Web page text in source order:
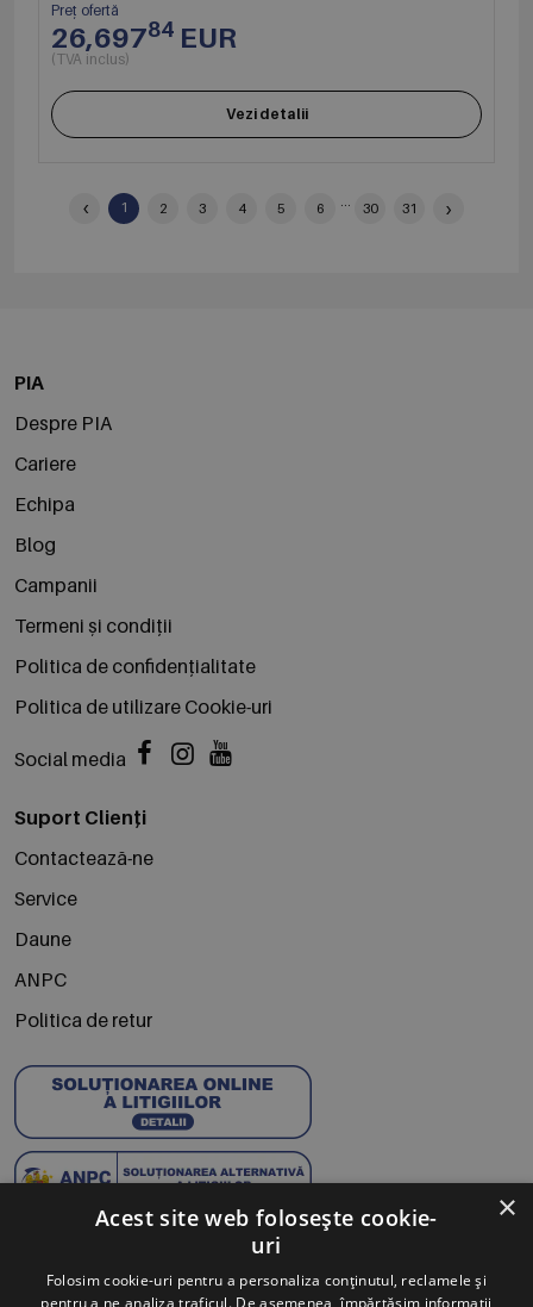
Preț ofertă
26,69784 EUR
(TVA inclus)
Vezi detalii
‹ 1 2 3 4 5 6 30 31 ›
PIA
Despre PIA
Cariere
Echipa
Blog
Campanii
Termeni și condiții
Politica de confidențialitate
Politica de utilizare Cookie-uri
Social media
Suport Clienți
Contactează-ne
Service
Daune
ANPC
Politica de retur
Abonează-te la Newsletter
×
Acest site web folosește cookie-
uri
Folosim cookie-uri pentru a personaliza conținutul, reclamele și
pentru a ne analiza traficul. De asemenea, împărtășim informații